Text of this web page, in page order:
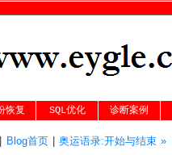
恢复 SQL优化 诊断案例
Blog首页|奥运语录:开始与结束 »